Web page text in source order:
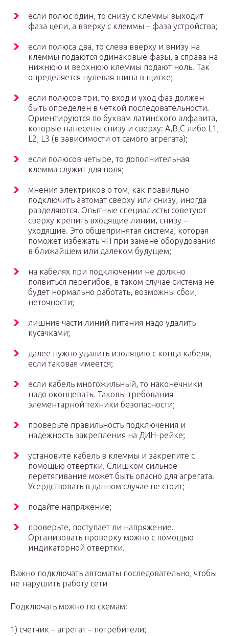
если полюс один, то снизу с клеммы выходит
фаза цепи, а вверху с клеммы – фаза устройства;
если полюса два, то слева вверху и внизу на
клеммы подаются одинаковые фазы, а справа на
нижнюю и верхнюю клеммы подают ноль. Так
определяется нулевая шина в щитке;
если полюсов три, то вход и уход фаз должен
быть определен в четкой последовательности.
Ориентируются по буквам латинского алфавита,
которые нанесены снизу и сверху: А,В,С либо L1,
L2, L3 (в зависимости от самого агрегата);
если полюсов четыре, то дополнительная
клемма служит для ноля;
мнения электриков о том, как правильно
подключить автомат сверху или снизу, иногда
разделяются. Опытные специалисты советуют
сверху крепить входящие линии, снизу –
уходящие. Это общепринятая система, которая
поможет избежать ЧП при замене оборудования
в ближайшем или далеком будущем;
на кабелях при подключении не должно
появиться перегибов, в таком случае система не
будет нормально работать, возможны сбои,
неточности;
лишние части линий питания надо удалить
кусачками;
далее нужно удалить изоляцию с конца кабеля,
если таковая имеется;
если кабель многожильный, то наконечники
надо оконцевать. Таковы требования
элементарной техники безопасности;
проверьте правильность подключения и
надежность закрепления на ДИН-рейке;
установите кабель в клеммы и закрепите с
помощью отвертки. Слишком сильное
перетягивание может быть опасно для агрегата.
Усердствовать в данном случае не стоит;
подайте напряжение;
проверьте, поступает ли напряжение.
Организовать проверку можно с помощью
индикаторной отвертки.
Важно подключать автоматы последовательно, чтобы
не нарушить работу сети
Подключать можно по схемам:
1)​ счетчик – агрегат – потребители;